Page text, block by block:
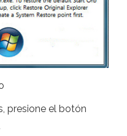
presione el botón